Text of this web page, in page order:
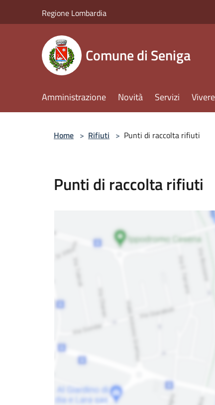
Regione Lombardia
Comune di Seniga
Amministrazione Novità Servizi
Home > Rifiuti > Punti di raccolta rifiuti
Punti di raccolta rifiuti